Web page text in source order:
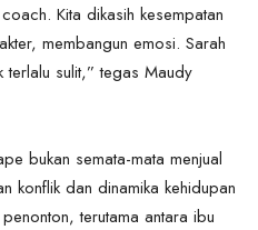
Kita dikasih kesempatan
membangun emosi. Sarah
sulit,” tegas Maudy
bukan semata-mata menjual
konflik dan dinamika kehidupan
terutama antara ibu